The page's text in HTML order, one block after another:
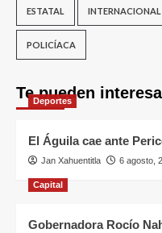
ESTATAL INTERNACIONAL
POLICÍACA
Te pueden
Deportes
El Águila cae ante
Jan Xahuentitla 6 agosto,
Capital
Gobernadora Rocío